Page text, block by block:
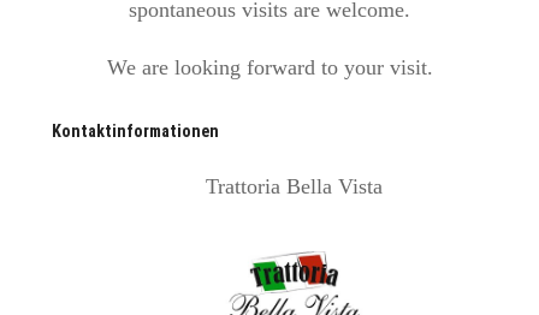
spontaneous visits are welcome.
We are looking forward to your visit.
Kontaktinformationen
Trattoria Bella Vista